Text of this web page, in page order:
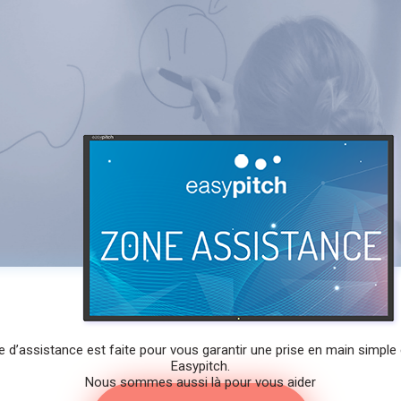
d’assistance est faite pour vous garantir une prise en main
Easypitch.
Nous sommes aussi là pour vous aider